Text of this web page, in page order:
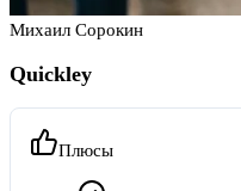
Михаил Сорокин
Quickley
Плюсы